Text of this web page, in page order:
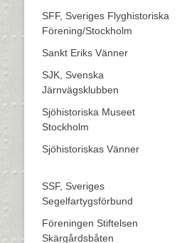
SFF, Sveriges Flyghistoriska
Förening/Stockholm
Sankt Eriks Vänner
SJK, Svenska
Järnvägsklubben
Sjöhistoriska Museet
Stockholm
Sjöhistoriskas Vänner
SSF, Sveriges
Segelfartygsförbund
Föreningen Stiftelsen
Skärgårdsbåten